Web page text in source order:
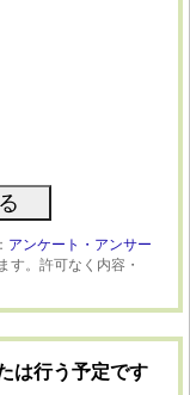
アンケート・アンサー
す。許可なく内容・
は行う予定です